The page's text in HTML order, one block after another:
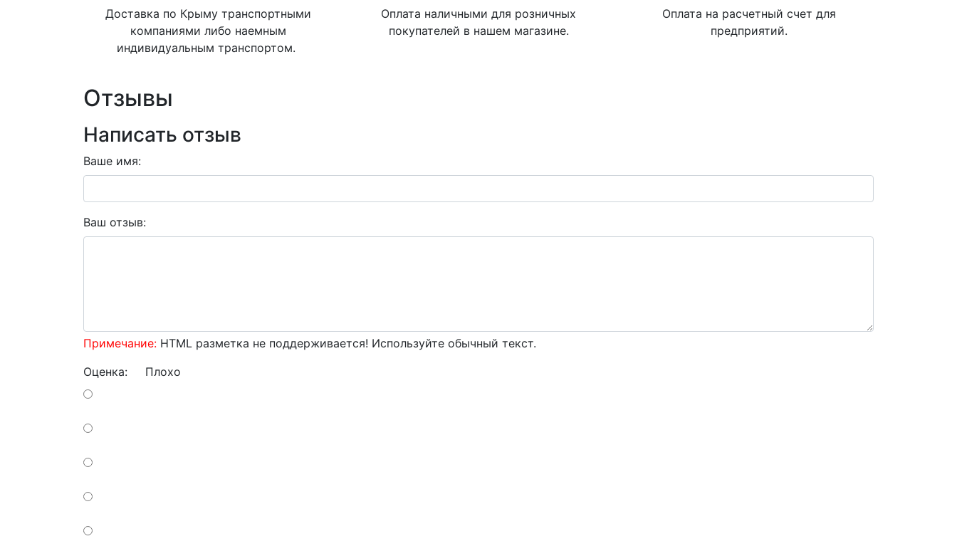
Доставка по Крыму транспортными
компаниями либо наемным
индивидуальным транспортом.
Оплата наличными для розничных
покупателей в нашем магазине.
Оплата на расчетный счет для
предприятий.
Отзывы
Написать отзыв
Ваше имя:
Ваш отзыв:
Примечание: HTML разметка не поддерживается! Используйте обычный текст.
Оценка: Плохо